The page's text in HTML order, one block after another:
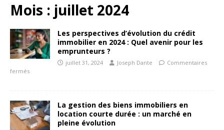
Mois : juillet 2024
Les perspectives d’évolution du crédit
immobilier en 2024 : Quel avenir pour les
emprunteurs ?
juillet 31, 2024 Joseph Dante
Commentaires
fermés
La gestion des biens immobiliers en
location courte durée : un marché en
pleine évolution